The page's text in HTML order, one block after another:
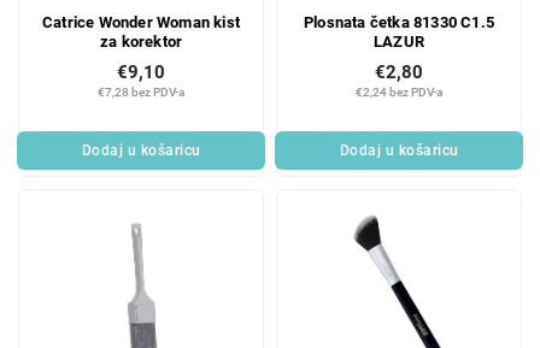
Catrice Wonder Woman kist
za korektor
€7,28 bez PDV-a
€9,10
Dodaj u košaricu
Plosnata četka 81330 C1.5
LAZUR
€2,24 bez PDV-a
€2,80
Dodaj u košaricu